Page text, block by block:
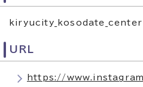
kiryucity_kosodate_center
URL
https://